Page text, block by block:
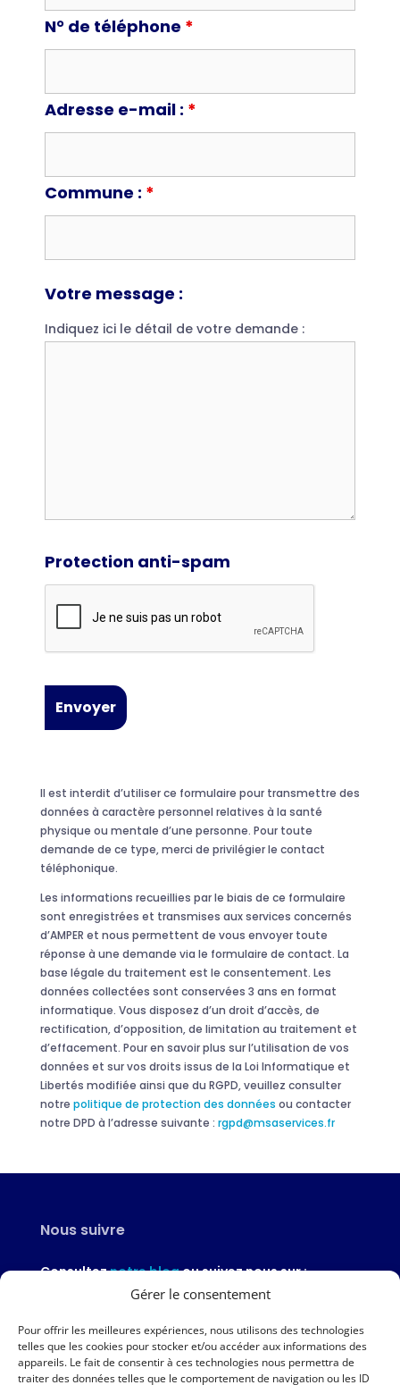
Gérer le consentement
Pour offrir les meilleures expériences, nous utilisons des technologies
telles que les cookies pour stocker et/ou accéder aux informations des
appareils. Le fait de consentir à ces technologies nous permettra de
traiter des données telles que le comportement de navigation ou les ID
N° de téléphone *
Adresse e-mail : *
Commune : *
Votre message :
Indiquez ici le détail de votre demande :
Protection anti-spam
Il est interdit d’utiliser ce formulaire pour transmettre des
données à caractère personnel relatives à la santé
physique ou mentale d’une personne. Pour toute
demande de ce type, merci de privilégier le contact
téléphonique.
Les informations recueillies par le biais de ce formulaire
sont enregistrées et transmises aux services concernés
d’AMPER et nous permettent de vous envoyer toute
réponse à une demande via le formulaire de contact. La
base légale du traitement est le consentement. Les
données collectées sont conservées 3 ans en format
informatique. Vous disposez d’un droit d’accès, de
rectification, d’opposition, de limitation au traitement et
d’effacement. Pour en savoir plus sur l’utilisation de vos
données et sur vos droits issus de la Loi Informatique et
Libertés modifiée ainsi que du RGPD, veuillez consulter
notre politique de protection des données ou contacter
notre DPD à l’adresse suivante : rgpd@msaservices.fr
Nous suivre
Consulteznotre blogou suivez nous sur :
Nous contacter